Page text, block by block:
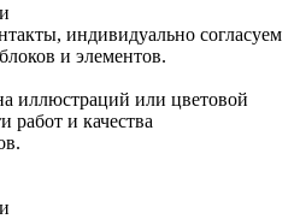
индивидуально согласуем
и элементов.
иллюстраций или цветовой
работ и качества